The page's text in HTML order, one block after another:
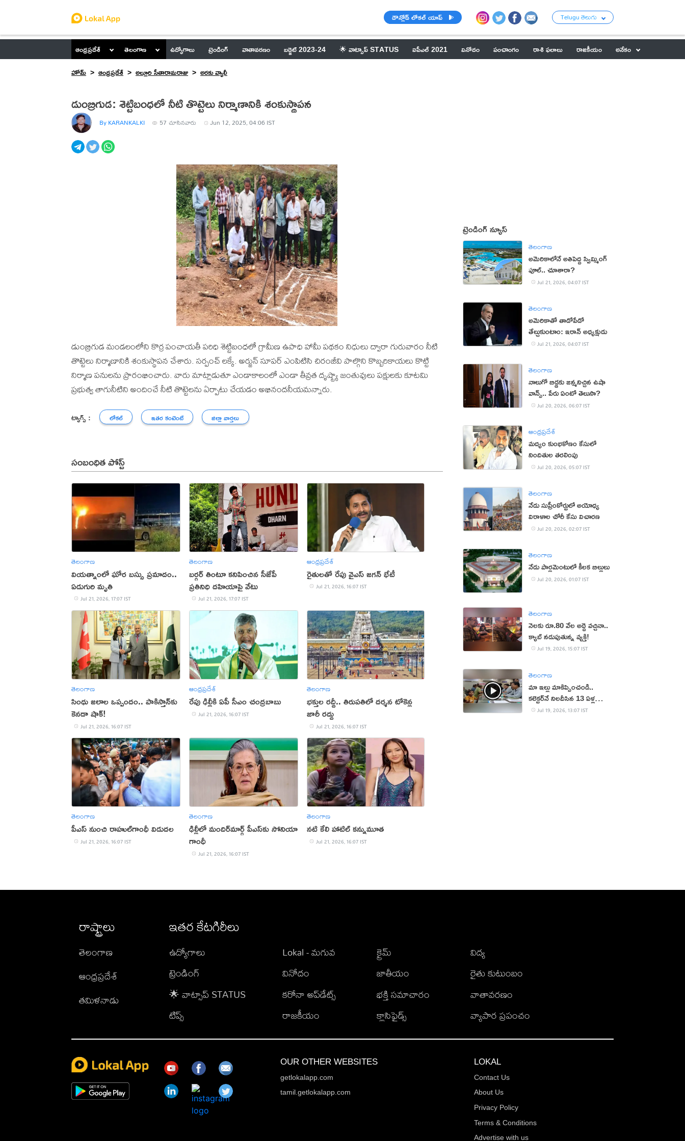
డౌన్లోడ్ లోకల్ యాప్ Telugu తెలుగు
ఆంధ్రప్రదేశ్ తెలంగాణ ఉద్యోగాలు ట్రెండింగ్ వాతావరణం బడ్జెట్ 2023-24 🌟 వాట్సాప్ STATUS ఐపీఎల్ 2021 వినోదం పంచాంగం రాశి ఫలాలు రాజకీయం
అనేకం
హోమ్
ఆంధ్రప్రదేశ్ అల్లూరి సీతారామరాజు అరకు వ్యాలీ
డుంబ్రిగుడ: శెట్టిబంధలో నీటి తొట్టెలు నిర్మాణానికి శంకుస్థాపన
By KARANKALKI 57 చూసినవారు Jun 12, 2025, 04:06 IST
డుంబ్రిగుడ మండలంలోని కొర్ర పంచాయతీ పరిధి శెట్టిబంధలో గ్రామీణ ఉపాధి హామీ పథకం నిధులు ద్వారా గురువారం నీటి
తొట్టెలు నిర్మాణానికి శంకుస్థాపన చేశారు. సర్పంచ్ లక్కే. అర్జున్ సూపర్ ఎంపిటిసి చిరంజీవి పాల్గొని కొబ్బరికాయలు కొట్టి
నిర్మాణ పనులను ప్రారంభించారు. వారు మాట్లాడుతూ ఎండాకాలంలో ఎండా తీవ్రత దృష్ట్యా జంతువులు పక్షులకు కూటమి
ప్రభుత్వ తాగునీటిని అందించే నీటి తొట్టెలను ఏర్పాటు చేయడం అభినందనీయమన్నారు.
ట్యాగ్స్ : లోకల్ ఇతర కంటెంట్ జిల్లా వార్తలు
సంబంధిత పోస్ట్
తెలంగాణ
వియత్నాంలో ఘోర బస్సు ప్రమాదం..
ఏడుగురి మృతి
Jul 21, 2026, 17:07 IST
తెలంగాణ
బర్గర్ తింటూ కనిపించిన సీజేపీ
ప్రతినిధి దహియాపై వేటు
Jul 21, 2026, 17:07 IST
ఆంధ్రప్రదేశ్
రైతులతో రేపు వైఎస్ జగన్ భేటీ
Jul 21, 2026, 16:07 IST
తెలంగాణ
సింధు జలాల ఒప్పందం.. పాకిస్తాన్‌కు
కెనడా షాక్!
Jul 21, 2026, 16:07 IST
ఆంధ్రప్రదేశ్
రేపు ఢిల్లీకి ఏపీ సీఎం చంద్రబాబు
Jul 21, 2026, 16:07 IST
తెలంగాణ
భక్తుల రద్దీ.. తిరుపతిలో దర్శన టోకెన్ల
జారీ రద్దు
Jul 21, 2026, 16:07 IST
తెలంగాణ
పీఎస్‌ నుంచి రాహుల్‌గాంధీ విడుదల
Jul 21, 2026, 16:07 IST
తెలంగాణ
ఢిల్లీలో మందిర్‌మార్గ్‌ పీఎస్‌కు సోనియా
గాంధీ
Jul 21, 2026, 16:07 IST
తెలంగాణ
నటి కేలి హాటిల్ కన్నుమూత
Jul 21, 2026, 16:07 IST
ట్రెండింగ్ న్యూస్
తెలంగాణ
అమెరికాలోనే అతిపెద్ద స్విమ్మింగ్‌
పూల్‌.. చూశారా?
Jul 21, 2026, 04:07 IST
తెలంగాణ
అమెరికాతో తాడోపేడో
తేల్చుకుంటాం: ఇరాన్ అధ్యక్షుడు
Jul 21, 2026, 04:07 IST
తెలంగాణ
నాలుగో బిడ్డకు జన్మనిచ్చిన ఉషా
వాన్స్.. పేరు ఏంటో తెలుసా?
Jul 20, 2026, 06:07 IST
ఆంధ్రప్రదేశ్
మద్యం కుంభకోణం కేసులో
నిందితుల తరలింపు
Jul 20, 2026, 05:07 IST
తెలంగాణ
నేడు సుప్రీంకోర్టులో అయోధ్య
విరాళాల చోరీ కేసు విచారణ
Jul 20, 2026, 02:07 IST
తెలంగాణ
నేడు పార్లమెంటులో కీలక బిల్లులు
Jul 20, 2026, 01:07 IST
తెలంగాణ
నెలకు రూ.80 వేల అద్దె వచ్చినా..
క్యాబ్ నడుపుతున్న వ్యక్తి!
Jul 19, 2026, 15:07 IST
తెలంగాణ
మా ఇల్లు మాకిప్పించండి..
కలెక్టర్‌నే నిలదీసిన 13 ఏళ్ల
బాలుడు!
Jul 19, 2026, 13:07 IST
రాష్ట్రాలు
తెలంగాణ
ఆంధ్రప్రదేశ్
తమిళనాడు
ఇతర కేటగిరీలు
ఉద్యోగాలు
ట్రెండింగ్
🌟 వాట్సాప్ STATUS
టిప్స్
Lokal - మగువ
వినోదం
కరోనా అప్‌డేట్స్
రాజకీయం
క్రైమ్
జాతీయం
భక్తి సమాచారం
క్లాసిఫైడ్స్
విద్య
రైతు కుటుంబం
వాతావరణం
వ్యాపార ప్రపంచం
OUR OTHER WEBSITES
getlokalapp.com
tamil.getlokalapp.com
LOKAL
Contact Us
About Us
Privacy Policy
Terms & Conditions
Advertise with us